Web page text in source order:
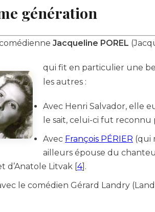
génération
Jacqueline POREL
qui fit en particulier une
les autres :
Avec Henri Salvador, elle
le sait, celui-ci fut reconnu
Avec François PÉRIER (qui
ailleurs épouse du
d’Anatole Litvak [4] .
le comédien Gérard Landry